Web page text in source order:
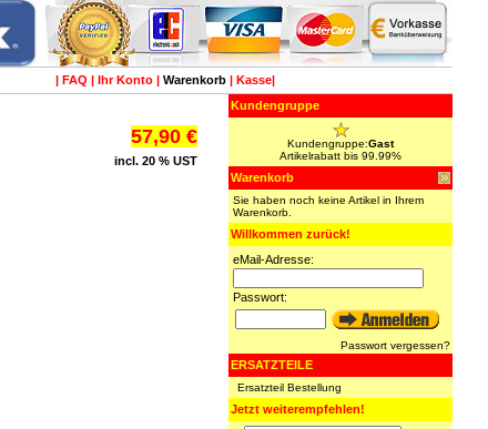
| FAQ | Ihr Konto | Warenkorb | Kasse|
57,90 €
incl. 20 % UST
Kundengruppe
Kundengruppe:Gast
Artikelrabatt bis 99.99%
Warenkorb
Sie haben noch keine Artikel in Ihrem
Warenkorb.
Willkommen zurück!
eMail-Adresse:
Passwort:
Passwort vergessen?
ERSATZTEILE
Ersatzteil Bestellung
Jetzt weiterempfehlen!